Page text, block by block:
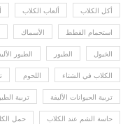
أكل الكلاب ألعاب الكلاب
استحمام القطط الأسماك
الخيول الطيور الطيور
الكلاب في الشتاء اللحوم
تربية الحيوانات الأليفة تربية
حاسة الشم عند الكلاب حمل